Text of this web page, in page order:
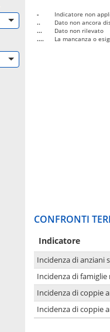
-
Indicatore non
..
Dato non ancora
...
Dato non rilevato
....
La mancanza o
CONFRONTI
Indicatore
Incidenza di anziani
Incidenza di
Incidenza di coppie
Incidenza di coppie